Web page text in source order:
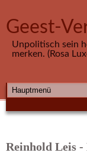
Geest-
Unpolitisch sein
merken. (Rosa
HAUPTMENÜ
Reinhold Leis -